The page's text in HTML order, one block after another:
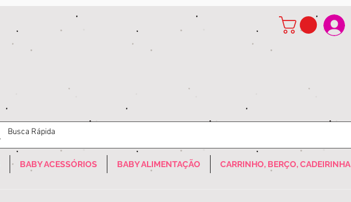
BABY ACESSÓRIOS BABY ALIMENTAÇÃO CARRINHO, BERÇO, CADEIRINHA